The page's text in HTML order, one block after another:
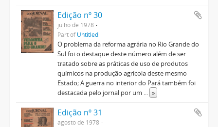
Edição nº 30
julho de 1978
Part ofUntitled
O problema da reforma agrária no Rio Grande do
Sul foi o destaque deste número além de ser
tratado sobre as práticas de uso de produtos
químicos na produção agrícola deste mesmo
Estado; A guerra no interior do Pará também foi
destacada pelo jornal por um
»
Edição nº 31
agosto de 1978